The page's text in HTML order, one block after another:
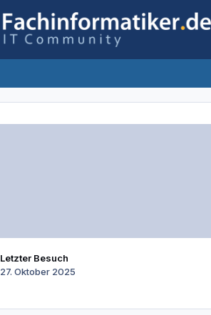
Letzter Besuch
27. Oktober 2025